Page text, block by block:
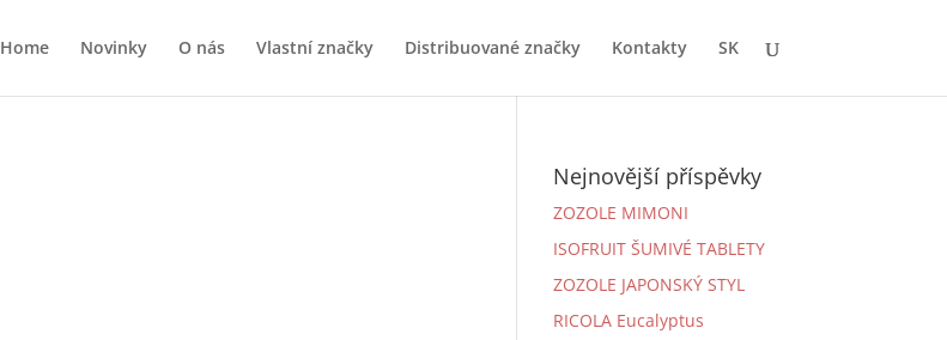
Home Novinky O nás Vlastní značky Distribuované značky Kontakty SK
Nejnovější příspěvky
ZOZOLE MIMONI
ISOFRUIT ŠUMIVÉ TABLETY
ZOZOLE JAPONSKÝ STYL
RICOLA Eucalyptus